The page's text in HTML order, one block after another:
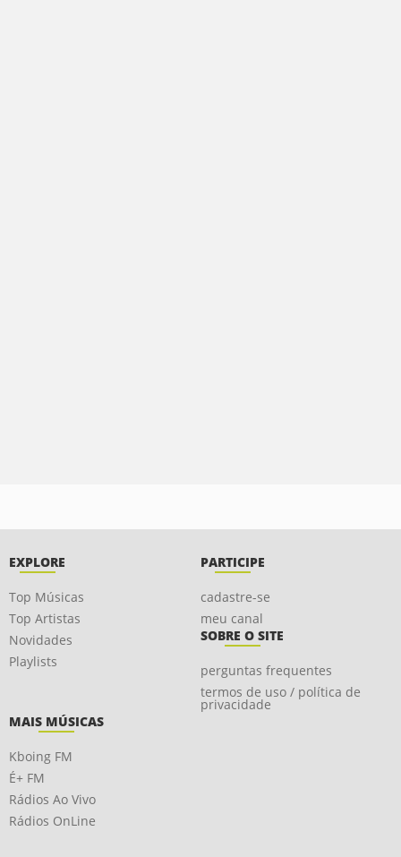
EXPLORE
Top Músicas
Top Artistas
Novidades
Playlists
PARTICIPE
cadastre-se
meu canal
SOBRE O SITE
perguntas frequentes
termos de uso / política de
privacidade
MAIS MÚSICAS
Kboing FM
É+ FM
Rádios Ao Vivo
Rádios OnLine